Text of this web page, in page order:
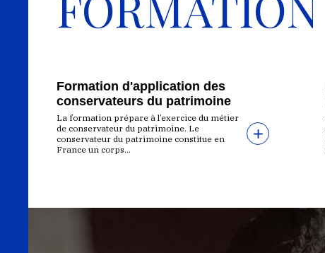
Formation d'application des
conservateurs du patrimoine
La formation prépare à l’exercice du métier
de conservateur du patrimoine. Le
conservateur du patrimoine constitue en
France un corps...